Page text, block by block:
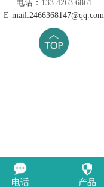
电话： 133 4263 6861
E-mail:2466368147@qq.com
电话 产品